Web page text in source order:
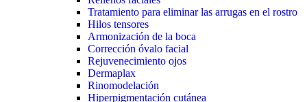
Tratamiento para eliminar las arrugas en el rostro
Hilos tensores
Armonización de la boca
Corrección óvalo facial
Rejuvenecimiento ojos
Dermaplax
Rinomodelación
Hiperpigmentación cutánea